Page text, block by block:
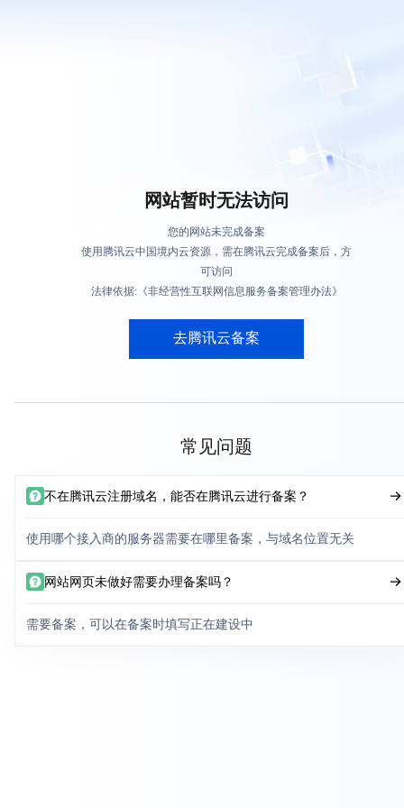
网站暂时无法访问
您的网站未完成备案
使用腾讯云中国境内云资源，需在腾讯云完成备案后，方
可访问
法律依据:《非经营性互联网信息服务备案管理办法》
去腾讯云备案
常见问题
不在腾讯云注册域名，能否在腾讯云进行备案？
使用哪个接入商的服务器需要在哪里备案，与域名位置无关
网站网页未做好需要办理备案吗？
需要备案，可以在备案时填写正在建设中